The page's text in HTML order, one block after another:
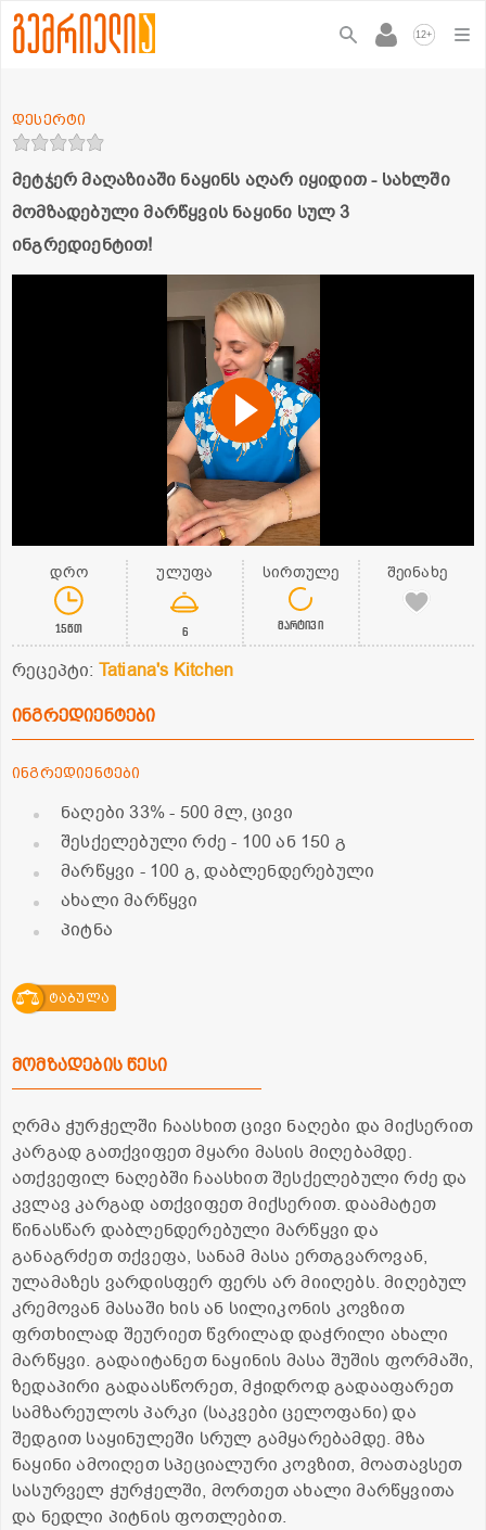
12+
მეტჯერ მაღაზიაში ნაყინს აღარ იყიდით - სახლში
მომზადებული მარწყვის ნაყინი სულ 3
ინგრედიენტით!
დესერტი
დრო
15წთ
ულუფა
6
სირთულე
მარტივი
შეინახე
რეცეპტი: Tatiana's Kitchen
ინგრედიენტები
ინგრედიენტები
ნაღები 33%- 500 მლ, ცივი
შესქელებული რძე- 100 ან 150 გ
მარწყვი - 100 გ, დაბლენდერებული
ახალი მარწყვი
პიტნა
ტაბულა
მომზადების წესი
ღრმა ჭურჭელში ჩაასხით ცივი ნაღები და მიქსერით
კარგად გათქვიფეთ მყარი მასის მიღებამდე.
ათქვეფილ ნაღებში ჩაასხით შესქელებული რძე და
კვლავ კარგად ათქვიფეთ მიქსერით. დაამატეთ
წინასწარ დაბლენდერებული მარწყვი და
განაგრძეთ თქვეფა, სანამ მასა ერთგვაროვან,
ულამაზეს ვარდისფერ ფერს არ მიიღებს. მიღებულ
კრემოვან მასაში ხის ან სილიკონის კოვზით
ფრთხილად შეურიეთ წვრილად დაჭრილი ახალი
მარწყვი. გადაიტანეთ ნაყინის მასა შუშის ფორმაში,
ზედაპირი გადაასწორეთ, მჭიდროდ გადააფარეთ
სამზარეულოს პარკი (საკვები ცელოფანი) და
შედგით საყინულეში სრულ გამყარებამდე. მზა
ნაყინი ამოიღეთ სპეციალური კოვზით, მოათავსეთ
სასურველ ჭურჭელში, მორთეთ ახალი მარწყვითა
და ნედლი პიტნის ფოთლებით.